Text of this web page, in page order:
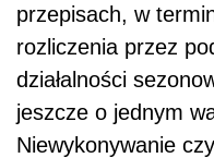
przepisach, w
rozliczenia przez
działalności
jeszcze o jednym
Niewykonywanie